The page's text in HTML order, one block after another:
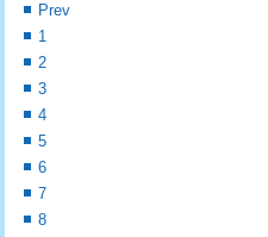
Prev
1
2
3
4
5
6
7
8